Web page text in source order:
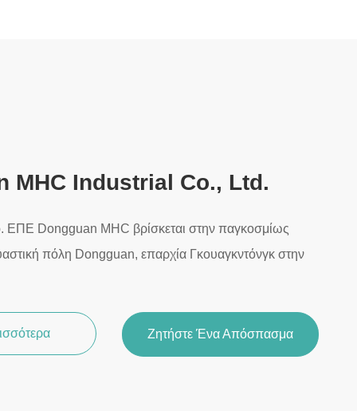
MHC Industrial Co., Ltd.
ΕΠΕ Dongguan MHC βρίσκεται στην παγκοσμίως
πόλη Dongguan, επαρχία Γκουαγκντόνγκ στην
Ζητήστε Ένα Απόσπασμα